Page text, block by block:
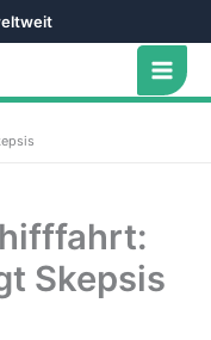
Skepsis